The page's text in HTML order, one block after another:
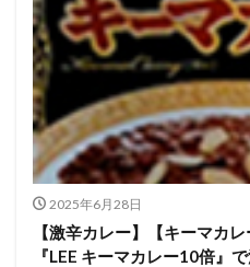
2025年6月28日
【激辛カレー】【キーマカ
『LEE キーマカレー10倍』